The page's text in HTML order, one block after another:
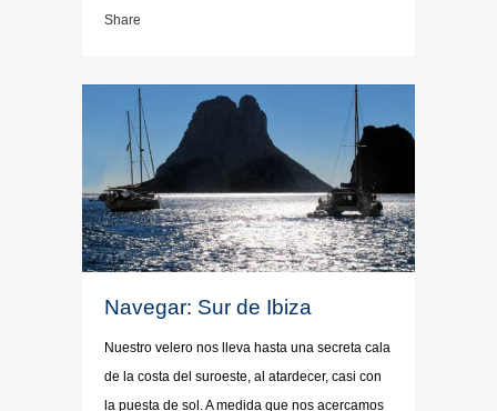
Share
Navegar: Sur de Ibiza
Nuestro velero nos lleva hasta una secreta cala
de la costa del suroeste, al atardecer, casi con
la puesta de sol. A medida que nos acercamos